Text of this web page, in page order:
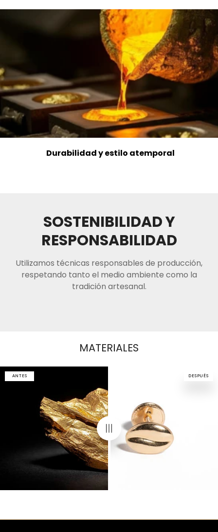
Durabilidad y estilo atemporal
SOSTENIBILIDAD Y
RESPONSABILIDAD
Utilizamos técnicas responsables de producción,
respetando tanto el medio ambiente como la
tradición artesanal.
MATERIALES
ANTES DESPUÉS